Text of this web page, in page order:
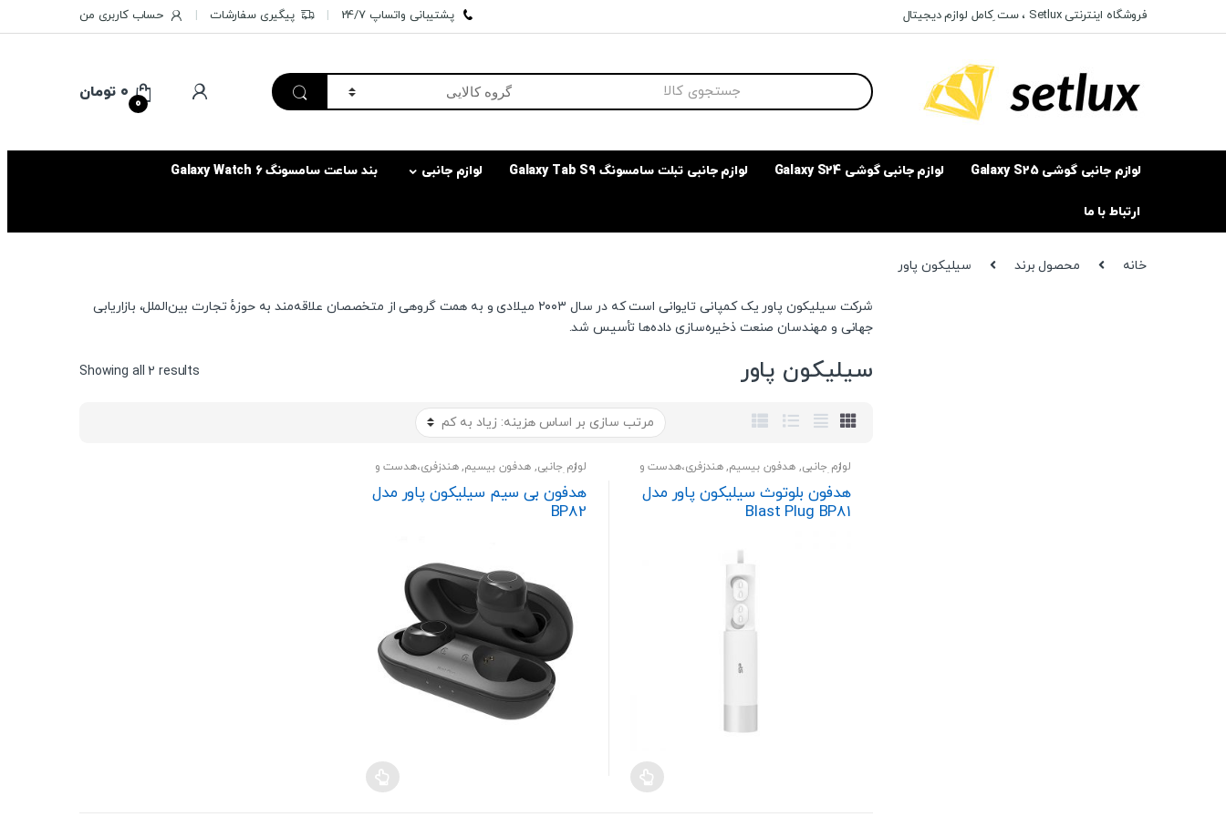
to
to
فروشگاه اینترنتی Setlux ، ست ِکامل لوازم دیجیتال پشتیبانی واتساپ 24/7 پیگیری سفارشات حساب کاربری من
Search
for:
0
۰ تومان
لوازم جانبی گوشی Galaxy S25 لوازم جانبی گوشی Galaxy S24 لوازم جانبی تبلت سامسونگ Galaxy Tab S9 لوازم جانبی بند ساعت سامسونگ Galaxy Watch 6
ارتباط با ما
خانه محصول برند سیلیکون پاور
شرکت سیلیکون پاور یک کمپانی تایوانی است که در سال ۲۰۰۳ میلادی و به همت گروهی از متخصصان علاقه‌مند به حوزهٔ تجارت بین‌الملل، بازاریابی
جهانی و مهندسان صنعت ذخیره‌سازی داده‌ها تأسیس شد.
سیلیکون پاور Showing all 2 results
Sorted
لوازم جانبی,هدفون بیسیم,هندزفری،هدست و
اسپیکر
هدفون بلوتوث سیلیکون پاور مدل
Blast Plug BP81
لوازم جانبی,هدفون بیسیم,هندزفری،هدست و
اسپیکر
هدفون بی سیم سیلیکون پاور مدل
BP82